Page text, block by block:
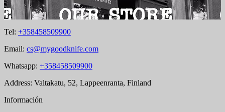
Tel: +358458509900
Email: cs@mygoodknife.com
Whatsapp: +358458509900
Address: Valtakatu, 52, Lappeenranta, Finland
Información